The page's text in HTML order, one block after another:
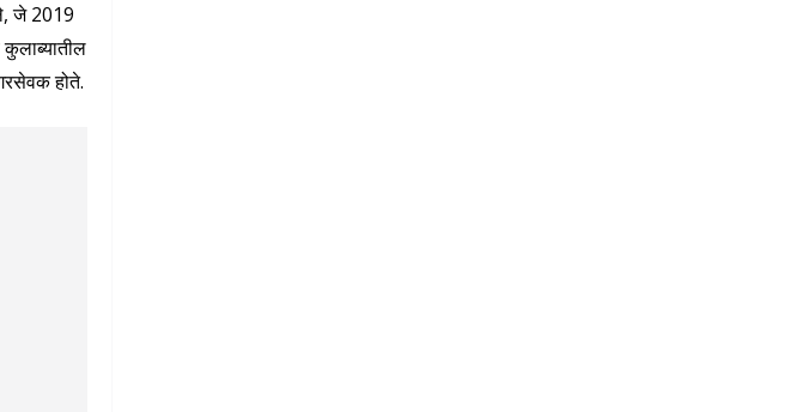
जे 2019
होते.